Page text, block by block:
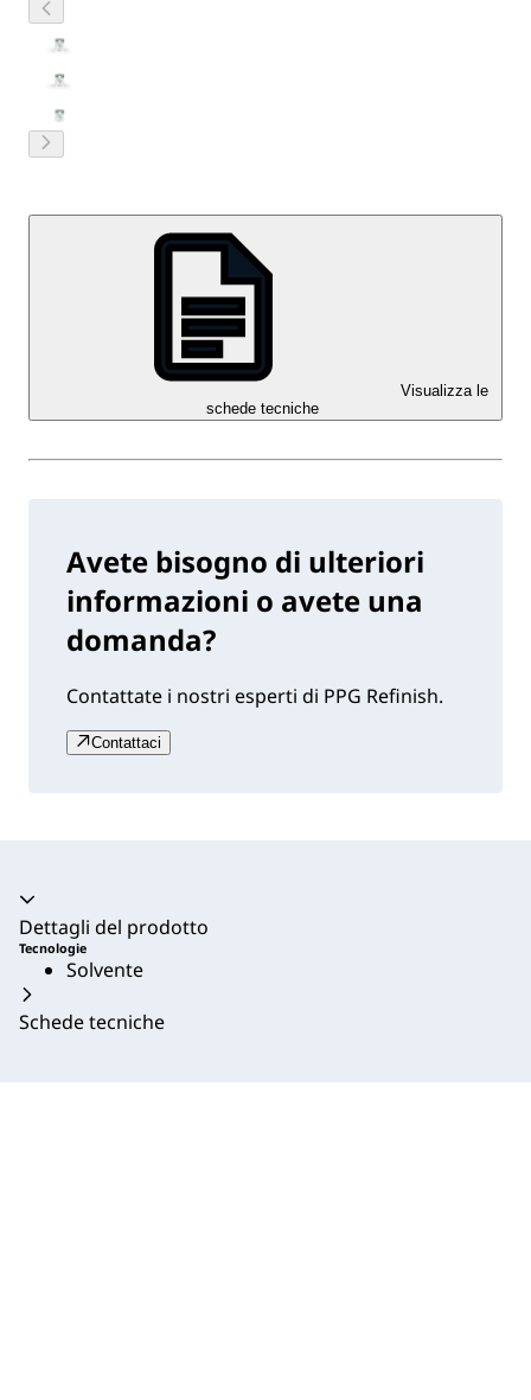
Visualizza le
schede tecniche
Avete bisogno di ulteriori
informazioni o avete una
domanda?
Contattate i nostri esperti di PPG Refinish.
Contattaci
Dettagli del prodotto
Tecnologie
Solvente
Schede tecniche